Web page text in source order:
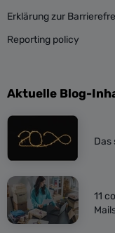
Erklärung zur
Reporting policy
Aktuelle Blog-
Das
11